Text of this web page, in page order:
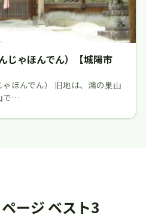
じゃほんでん）【城陽市
ほんでん） 旧地は、鴻の巣山
で…
ージ ベスト3